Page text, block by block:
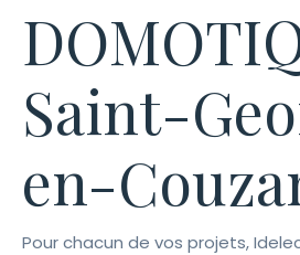
Saint-
en-
Pour chacun de vos projets,